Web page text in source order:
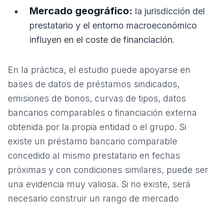
Mercado geográfico: la jurisdicción del
prestatario y el entorno macroeconómico
influyen en el coste de financiación.
En la práctica, el estudio puede apoyarse en
bases de datos de préstamos sindicados,
emisiones de bonos, curvas de tipos, datos
bancarios comparables o financiación externa
obtenida por la propia entidad o el grupo. Si
existe un préstamo bancario comparable
concedido al mismo prestatario en fechas
próximas y con condiciones similares, puede ser
una evidencia muy valiosa. Si no existe, será
necesario construir un rango de mercado